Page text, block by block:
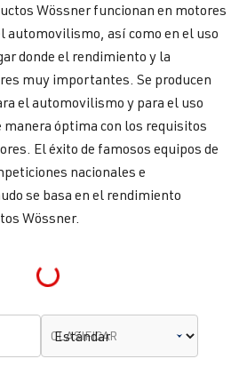
Wössner funcionan en motores
automovilismo, así como en el uso
donde el rendimiento y la
muy importantes. Se producen
el automovilismo y para el uso
óptima con los requisitos
El éxito de famosos equipos de
nacionales e
se basa en el rendimiento
Wössner.
Loading...
CLASIFICAR